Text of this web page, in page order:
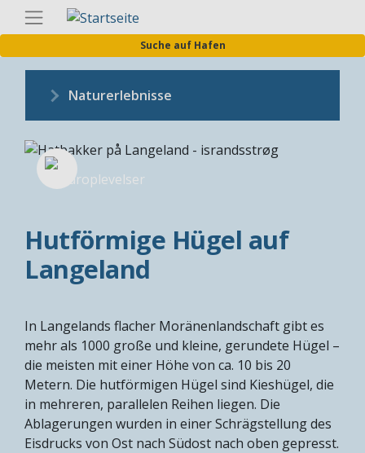
Direkt
zum
Suche auf Hafen
Naturerlebnisse
Hutförmige Hügel auf
Langeland
In Langelands flacher Moränenlandschaft gibt es
mehr als 1000 große und kleine, gerundete Hügel –
die meisten mit einer Höhe von ca. 10 bis 20
Metern. Die hutförmigen Hügel sind Kieshügel, die
in mehreren, parallelen Reihen liegen. Die
Ablagerungen wurden in einer Schrägstellung des
Eisdrucks von Ost nach Südost nach oben gepresst.